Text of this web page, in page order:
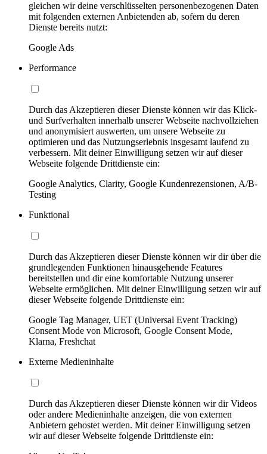
gleichen wir deine verschlüsselten personenbezogenen Daten
mit folgenden externen Anbietenden ab, sofern du deren
Dienste bereits nutzt:
Google Ads
Performance
Durch das Akzeptieren dieser Dienste können wir das Klick-
und Surfverhalten innerhalb unserer Webseite nachvollziehen
und anonymisiert auswerten, um unsere Webseite zu
optimieren und das Nutzungserlebnis insgesamt laufend zu
verbessern. Mit deiner Einwilligung setzen wir auf dieser
Webseite folgende Drittdienste ein:
Google Analytics, Clarity, Google Kundenrezensionen, A/B-
Testing
Funktional
Durch das Akzeptieren dieser Dienste können wir dir über die
grundlegenden Funktionen hinausgehende Features
bereitstellen und dir eine komfortable Nutzung unserer
Webseite ermöglichen. Mit deiner Einwilligung setzen wir auf
dieser Webseite folgende Drittdienste ein:
Google Tag Manager, UET (Universal Event Tracking)
Consent Mode von Microsoft, Google Consent Mode,
Klarna, Freshchat
Externe Medieninhalte
Durch das Akzeptieren dieser Dienste können wir dir Videos
oder andere Medieninhalte anzeigen, die von externen
Anbietern gehostet werden. Mit deiner Einwilligung setzen
wir auf dieser Webseite folgende Drittdienste ein: